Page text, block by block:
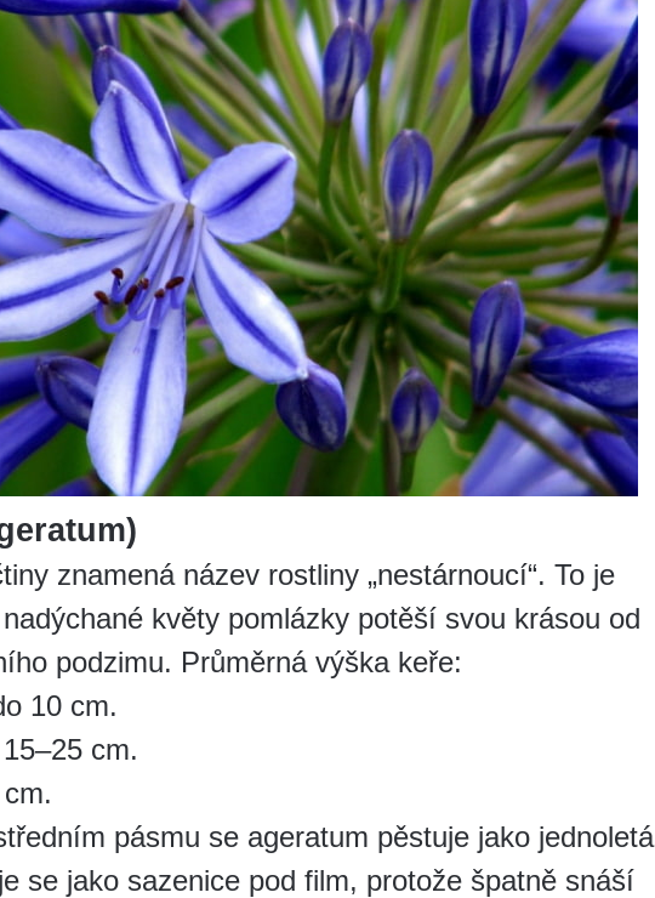
znamená název rostliny „nestárnoucí“. To je
květy pomlázky potěší svou krásou od
podzimu. Průměrná výška keře:
10 cm.
cm.
pásmu se ageratum pěstuje jako jednoletá
se jako sazenice pod film, protože špatně snáší